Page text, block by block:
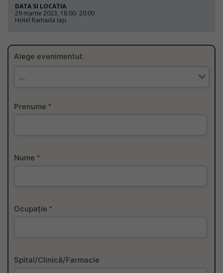
29 martie 2023, 18:00- 20:00
Hotel Ramada Iași
Alege evenimentul:
...
Prenume *
Nume *
Ocupație *
Spital/Clinică/Farmacie